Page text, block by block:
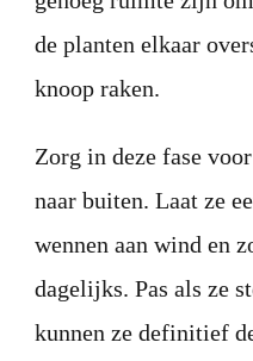
de planten elkaar
knoop raken.
Zorg in deze fase
naar buiten. Laat ze
wennen aan wind en
dagelijks. Pas als ze
kunnen ze definitief